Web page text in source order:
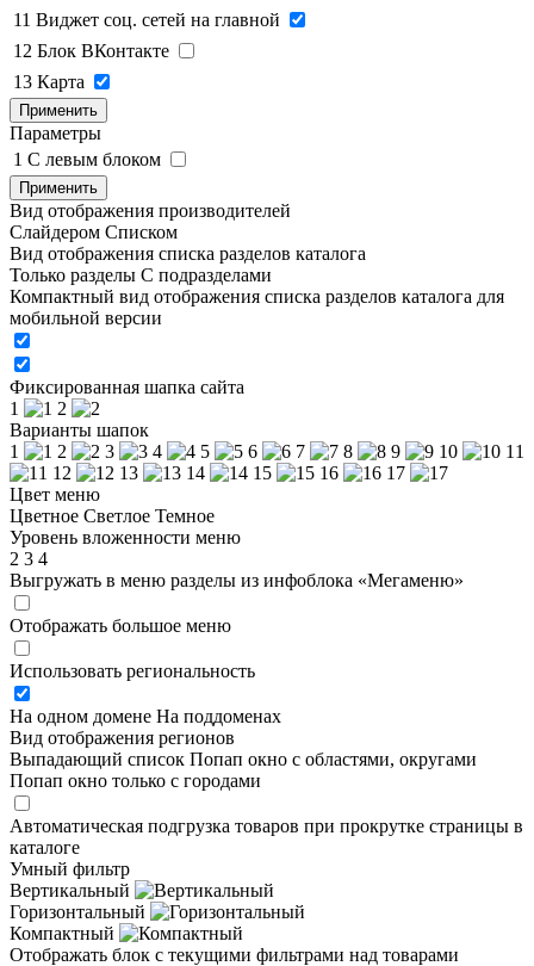
11 Виджет соц. сетей на главной
12 Блок ВКонтакте
13 Карта
Применить
Параметры
1 C левым блоком
Применить
Вид отображения производителей
Слайдером Списком
Вид отображения списка разделов каталога
Только разделы С подразделами
Компактный вид отображения списка разделов каталога для
мобильной версии
Фиксированная шапка сайта
1
2
Варианты шапок
1
2 3 4 5 6 7 8 9 10
11
12
13 14 15 16
17
Цвет меню
Цветное Светлое Темное
Уровень вложенности меню
2 3 4
Выгружать в меню разделы из инфоблока «Мегаменю»
Отображать большое меню
Использовать региональность
На одном домене На поддоменах
Вид отображения регионов
Выпадающий список Попап окно c областями, округами
Попап окно только с городами
Автоматическая подгрузка товаров при прокрутке страницы в
каталоге
Умный фильтр
Вертикальный
Горизонтальный
Компактный
Отображать блок с текущими фильтрами над товарами